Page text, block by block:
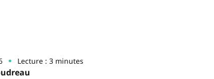
Lecture : 3 minutes